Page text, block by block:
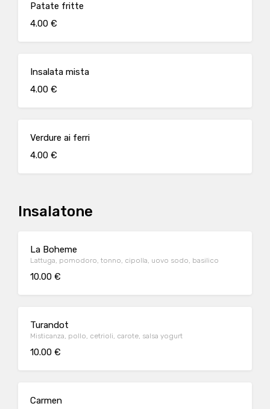
Patate fritte
4.00 €
Insalata mista
4.00 €
Verdure ai ferri
4.00 €
Insalatone
La Boheme
Lattuga, pomodoro, tonno, cipolla, uovo sodo, basilico
10.00 €
Turandot
Misticanza, pollo, cetrioli, carote, salsa yogurt
10.00 €
Carmen